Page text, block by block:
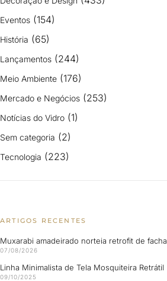
Eventos (154)
História (65)
Lançamentos (244)
Meio Ambiente (176)
Mercado e Negócios (253)
Notícias do Vidro (1)
Sem categoria (2)
Tecnologia (223)
ARTIGOS RECENTES
Muxarabi amadeirado norteia retrofit de
07/08/2026
Linha Minimalista de Tela Mosquiteira Retrátil
09/10/2025